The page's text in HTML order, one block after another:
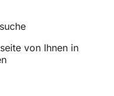
von Ihnen in